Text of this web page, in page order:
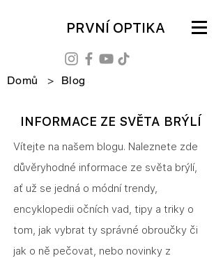
PRVNÍ OPTIKA
Domů > Blog
INFORMACE ZE SVĚTA BRÝLÍ
Vítejte na našem blogu. Naleznete zde
důvěryhodné informace ze světa brýlí,
ať už se jedná o módní trendy,
encyklopedii očních vad, tipy a triky o
tom, jak vybrat ty správné obroučky či
jak o ně pečovat, nebo novinky z